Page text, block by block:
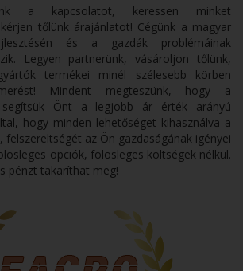
a kapcsolatot, keressen minket
tőlünk árajánlatot! Cégünk a magyar
és a gazdák problémáinak
Legyen partnerünk, vásároljon tőlünk,
termékei minél szélesebb körben
Mindent megteszünk, hogy a
segítsük Önt a legjobb ár érték arányú
hogy minden lehetőséget kihasználva a
felszereltségét az Ön gazdaságának igényei
opciók, fölösleges költségek nélkül.
pénzt takaríthat meg!